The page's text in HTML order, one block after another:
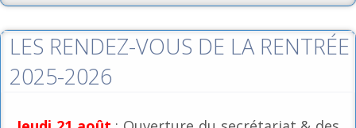
LES RENDEZ-VOUS DE LA RENTRÉE
2025-2026